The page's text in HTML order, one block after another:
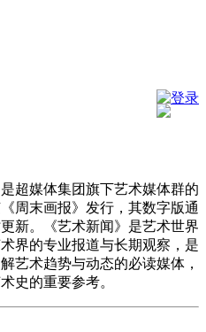
登录
超媒体集团旗下艺术媒体群的
周末画报》发行，其数字版通
新。《艺术新闻》是艺术世界
界的专业报道与长期观察，是
艺术趋势与动态的必读媒体，
史的重要参考。